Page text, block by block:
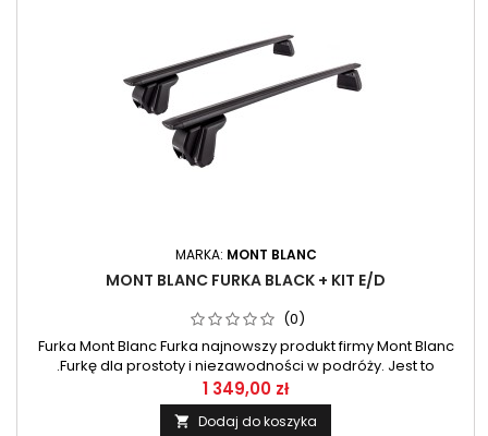
MARKA: MONT BLANC
MONT BLANC FURKA BLACK + KIT E/D
(0)
Furka Mont Blanc Furka najnowszy produkt firmy Mont Blanc
.Furkę dla prostoty i niezawodności w podróży. Jest to
najszybszy i najłatwiejszy w montażu system nośny , zawsze
gotowy, kiedy tylko ty jesteś gotowy do podróży. Bo z Furką
chodzi o cieszenie się podróżą bez martwienia się o montaż.
1 349,00 zł
 Dodaj do koszyka